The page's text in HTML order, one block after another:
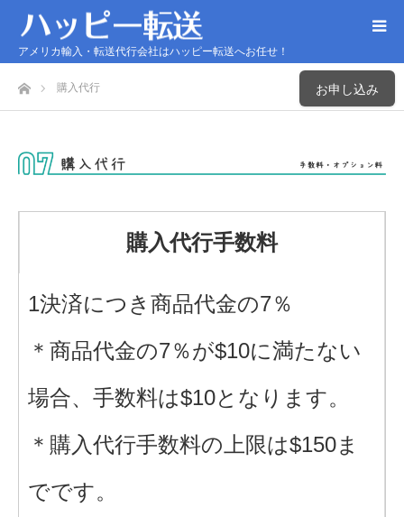
アメリカ輸入・転送代行会社はハッピー転送へお任せ！
お申し込み
ホーム購入代行
購入代行手数料
1決済につき商品代金の7％
＊商品代金の7％が$10に満たない
場合、手数料は$10となります。
＊購入代行手数料の上限は$150ま
でです。